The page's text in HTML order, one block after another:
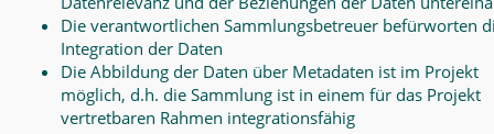
Die verantwortlichen Sammlungsbetreuer befürworten
Integration der Daten
Die Abbildung der Daten über Metadaten ist im Projekt
möglich, d.h. die Sammlung ist in einem für das Projekt
vertretbaren Rahmen integrationsfähig